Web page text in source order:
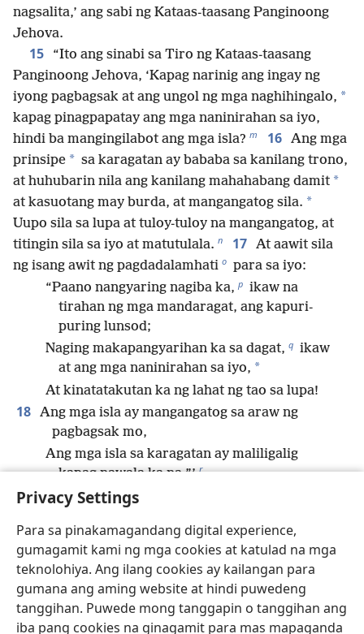
Privacy Settings
Para sa pinakamagandang digital experience,
gumagamit kami ng mga cookies at katulad na mga
teknolohiya. Ang ilang cookies ay kailangan para
gumana ang aming website at hindi puwedeng
tanggihan. Puwede mong tanggapin o tanggihan ang
iba pang cookies na ginagamit para mas mapaganda
nagsalita,’ ang sabi ng Kataas-taasang Panginoong
Jehova.
15
“Ito ang sinabi sa Tiro ng Kataas-taasang
Panginoong Jehova, ‘Kapag narinig ang ingay ng
iyong pagbagsak at ang ungol ng mga naghihingalo, *
kapag pinagpapatay ang mga naninirahan sa iyo,
hindi ba mangingilabot ang mga isla? m 16 Ang mga
prinsipe * sa karagatan ay bababa sa kanilang trono,
at huhubarin nila ang kanilang mahahabang damit *
at kasuotang may burda, at mangangatog sila. *
Uupo sila sa lupa at tuloy-tuloy na mangangatog, at
titingin sila sa iyo at matutulala. n 17 At aawit sila
ng isang awit ng pagdadalamhati o para sa iyo:
“Paano nangyaring nagiba ka, p ikaw na
tirahan ng mga mandaragat, ang kapuri-
puring lunsod;
Naging makapangyarihan ka sa dagat, q ikaw
at ang mga naninirahan sa iyo, *
At kinatatakutan ka ng lahat ng tao sa lupa!
18 Ang mga isla ay mangangatog sa araw ng
pagbagsak mo,
Ang mga isla sa karagatan ay maliligalig
kapag nawala ka na.”’ r
19 “Dahil ito ang sinabi ng Kataas-taasang
mga lunsod na walang naninirahan, kapag itinabon
ko sa iyo ang rumaragasang tubig at natakpan ka ng
dumadaluyong na tubig,
s ibababa kita sa hukay
* gaya ng ginagawa ko sa iba pa, kasama ng mga
taong matagal nang patay; para wala nang manirahan